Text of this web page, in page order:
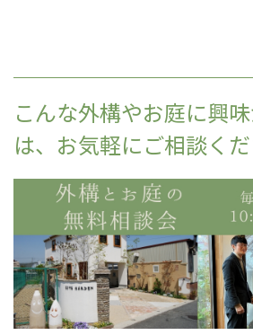
こんな外構やお庭に興
は、お気軽にご相談く